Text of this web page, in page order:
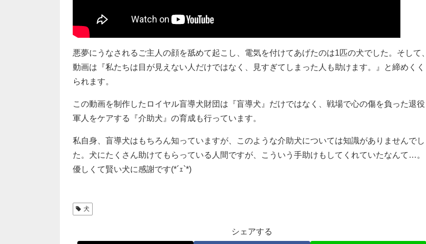
悪夢にうなされるご主人の顔を舐めて起こし、電気を付けてあげたのは1匹の犬でした。そして、
動画は『私たちは目が見えない人だけではなく、見すぎてしまった人も助けます。』と締めくく
られます。
この動画を制作したロイヤル盲導犬財団は『盲導犬』だけではなく、戦場で心の傷を負った退役
軍人をケアする『介助犬』の育成も行っています。
私自身、盲導犬はもちろん知っていますが、このような介助犬については知識がありませんでし
た。犬にたくさん助けてもらっている人間ですが、こういう手助けもしてくれていたなんて…。
優しくて賢い犬に感謝です(*´ｪ`*)
犬
シェアする